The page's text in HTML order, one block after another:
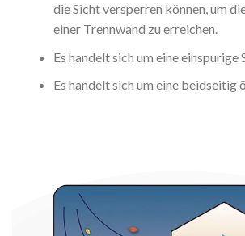
die Sicht versperren können, um
einer Trennwand zu erreichen.
Es handelt sich um eine einspurige
Es handelt sich um eine beidseitig